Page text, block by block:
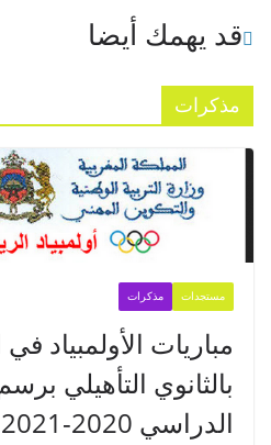
في الرياضيات
برسم الموسم